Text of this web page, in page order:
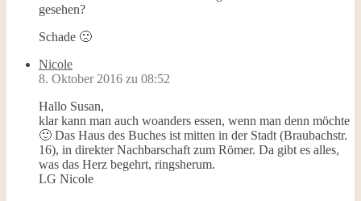
gesehen?
Schade 🙁
Nicole
8. Oktober 2016 zu 08:52
Hallo Susan,
klar kann man auch woanders essen, wenn man denn möchte
🙂 Das Haus des Buches ist mitten in der Stadt (Braubachstr.
16), in direkter Nachbarschaft zum Römer. Da gibt es alles,
was das Herz begehrt, ringsherum.
LG Nicole